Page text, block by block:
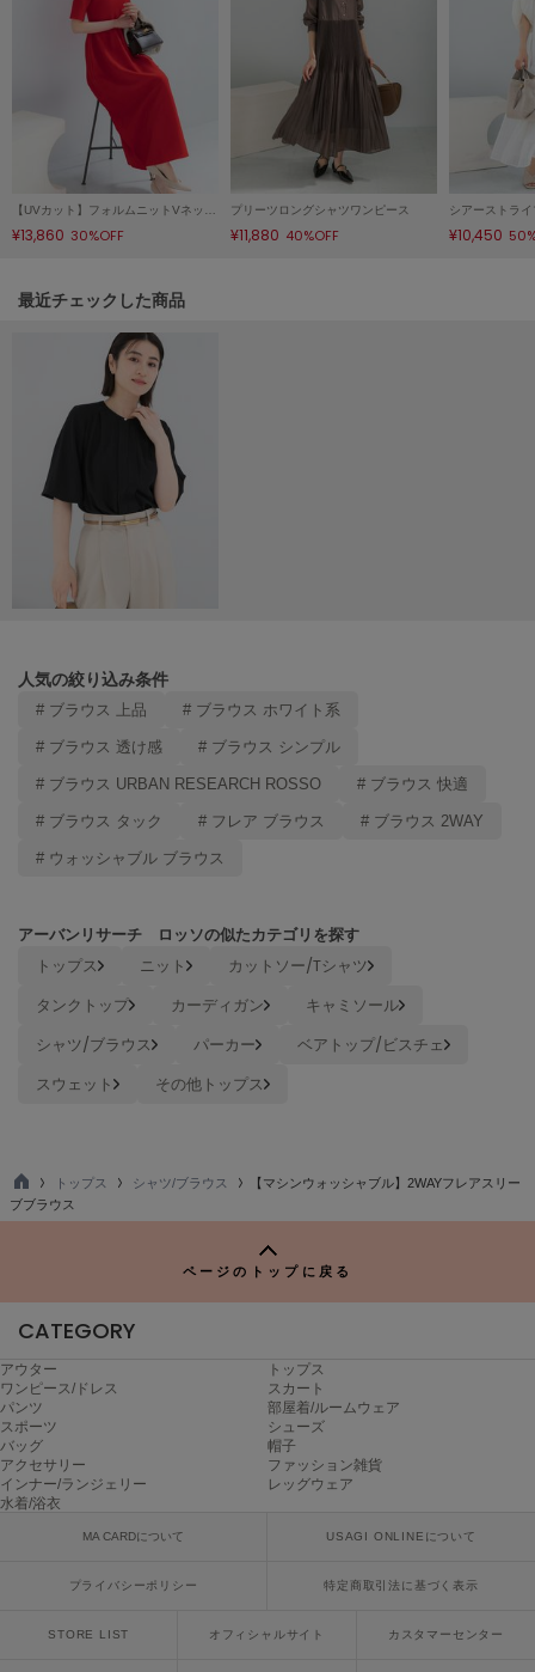
miies miim
ミーエスミーム
Mila Owen
ミラオーウェン
モワージュ
MUCHA
ミュシャ
ニューバランス
NIKE
ナイキ
NOWNS
On
Onitsuka Tiger
オニツカ タイガー
オルグ
オル
PATRICK
パトリック
Philly chocolate
ポローラ
PUMA
Reebok
SALOMON
サロモン
sanrio house
SESAME STREET MARKET
セサミストリートマーケット
【UVカット】フォルムニットVネックワンピース
¥13,860 30%OFF
プリーツロングシャツワンピース
¥11,880 40%OFF ¥10,450
関連記事
最近チェックした商品
人気の絞り込み条件
# ブラウス 上品 # ブラウス ホワイト系
# ブラウス 透け感 # ブラウス シンプル
# ブラウス URBAN RESEARCH ROSSO # ブラウス 快適
# ブラウス タック # フレア ブラウス # ブラウス 2WAY
# ウォッシャブル ブラウス
アーバンリサーチ ロッソの似たカテゴリを探す
トップス ニット
カットソー/Tシャツ
タンクトップ
カーディガン
キャミソール
シャツ/ブラウス
パーカー
ベアトップ/ビスチェ
スウェット
その他トップス
TO
P
トップス シャツ/ブラウス
【マシンウォッシャブル】2WAYフレアスリー
ブブラウス
ページのトップに戻る
CATEGORY
アウター
トップス
ワンピース/ドレス
スカート
パンツ
部屋着/ルームウェア
スポーツ
シューズ
バッグ
帽子
アクセサリー
ファッション雑貨
インナー/ランジェリー
レッグウェア
水着/浴衣
MA CARDについて USAGI ONLINEについて
プライバシーポリシー 特定商取引法に基づく表示
STORE LIST オフィシャルサイト カスタマーセンター